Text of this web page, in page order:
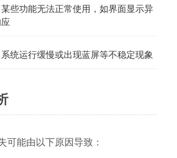
某些功能无法正常使用，如界面显示异
系统运行缓慢或出现蓝屏等不稳定现象
可能由以下原因导致：